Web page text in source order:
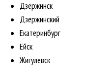
Дзержинск
Дзержинский
Екатеринбург
Ейск
Жигулевск